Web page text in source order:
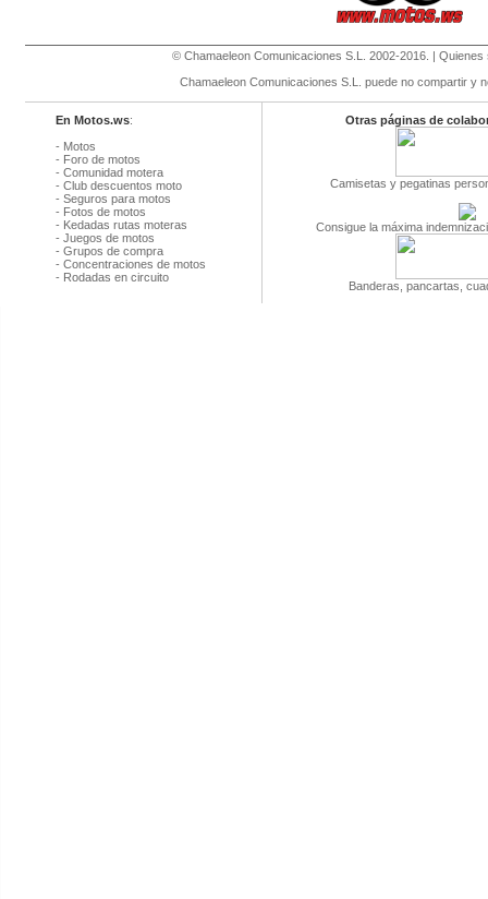
© Chamaeleon Comunicaciones S.L . 2002-2016. | Quienes
Chamaeleon Comunicaciones S.L. puede no compartir y
En Motos.ws:
- Motos
- Foro de motos
- Comunidad motera
- Club descuentos moto
- Seguros para motos
- Fotos de motos
- Kedadas rutas moteras
- Juegos de motos
- Grupos de compra
- Concentraciones de motos
- Rodadas en circuito
Otras páginas de
Camisetas y pegatinas
Consigue la máxima
Banderas, pancartas,